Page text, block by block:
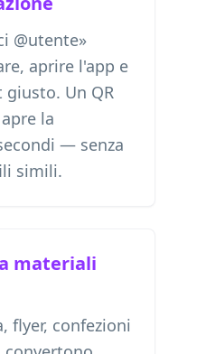
@utente»
aprire l'app e
Un QR
la
— senza
simili.
materiali
flyer, confezioni